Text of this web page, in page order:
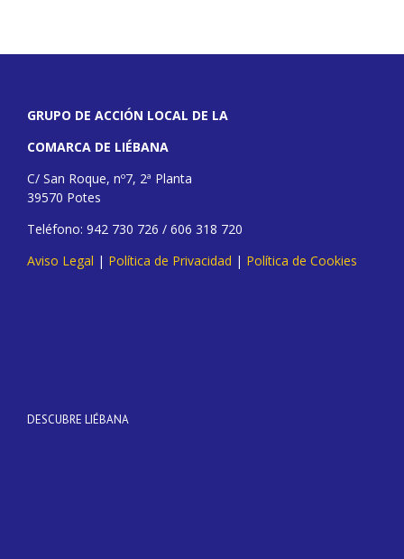
GRUPO DE ACCIÓN LOCAL DE LA
COMARCA DE LIÉBANA
C/ San Roque, nº7, 2ª Planta
39570 Potes
Teléfono: 942 730 726 / 606 318 720
Aviso Legal | Política de Privacidad | Política de Cookies
DESCUBRE LIÉBANA